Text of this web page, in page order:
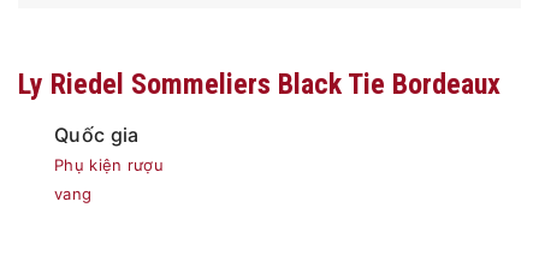
Ly Riedel Sommeliers Black Tie Bordeaux
Quốc gia
Phụ kiện rượu
vang